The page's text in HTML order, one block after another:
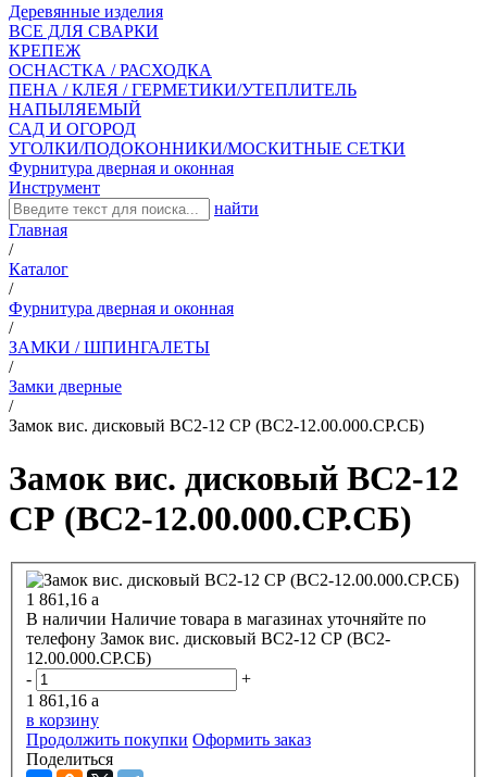
Деревянные изделия
ВСЕ ДЛЯ СВАРКИ
КРЕПЕЖ
ОСНАСТКА / РАСХОДКА
ПЕНА / КЛЕЯ / ГЕРМЕТИКИ/УТЕПЛИТЕЛЬ
НАПЫЛЯЕМЫЙ
САД И ОГОРОД
УГОЛКИ/ПОДОКОННИКИ/МОСКИТНЫЕ СЕТКИ
Фурнитура дверная и оконная
Инструмент
найти
Главная
/
Каталог
/
Фурнитура дверная и оконная
/
ЗАМКИ / ШПИНГАЛЕТЫ
/
Замки дверные
/
Замок вис. дисковый ВС2-12 СР (ВС2-12.00.000.СР.СБ)
Замок вис. дисковый ВС2-12
СР (ВС2-12.00.000.СР.СБ)
1 861,16 a
В наличии Наличие товара в магазинах уточняйте по
телефону Замок вис. дисковый ВС2-12 СР (ВС2-
12.00.000.СР.СБ)
-
+
1 861,16 a
в корзину
Продолжить покупки Оформить заказ
Поделиться